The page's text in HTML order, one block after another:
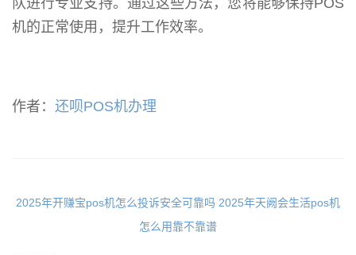
机的正常使用，提升工作效率。
作者： 还呗POS机办理
2025年开赚宝pos机怎么投诉安全可靠吗 2025年天阙会生活pos机
怎么用靠不靠谱